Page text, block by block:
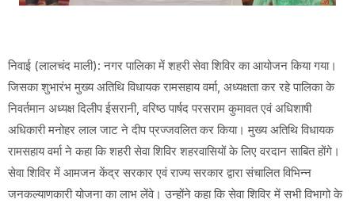
निवाई (लालचंद माली): नगर पालिका में शहरी सेवा शिविर का आयोजन किया गया।
जिसका शुभारंभ मुख्य अतिथि विधायक रामसहाय वर्मा, अध्यक्षता कर रहे पालिका के
निवर्तमान अध्यक्ष दिलीप ईसरानी, वरिष्ठ पार्षद परसराम कुमावत एवं अधिशाषी
अधिकारी मनोहर लाल जाट ने दीप प्रज्जवलित कर किया। मुख्य अतिथि विधायक
रामसहाय वर्मा ने कहा कि शहरी सेवा शिविर शहरवासियों के लिए वरदान साबित होंगे।
सेवा शिविर में आमजन केंद्र सरकार एवं राज्य सरकार द्वारा संचालित विभिन्न
जनकल्याणकारी योजना का लाभ लेंवे। उन्होंने कहा कि सेवा शिविर में सभी विभागो के